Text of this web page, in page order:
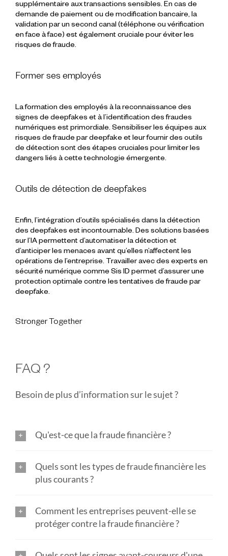
supplémentaire aux transactions sensibles. En cas de
demande de paiement ou de modification bancaire, la
validation par un second canal (téléphone ou vérification
en face à face) est également cruciale pour éviter les
risques de fraude.
Former ses employés
La formation des employés à la reconnaissance des
signes de deepfakes et à l’identification des fraudes
numériques est primordiale. Sensibiliser les équipes aux
risques de fraude par deepfake et leur fournir des outils
de détection sont des étapes cruciales pour limiter les
dangers liés à cette technologie émergente.
Outils de détection de deepfakes
Enfin, l’intégration d’outils spécialisés dans la détection
des deepfakes est incontournable. Des solutions basées
sur l’IA permettent d’automatiser la détection et
d’anticiper les menaces avant qu’elles n’affectent les
opérations de l’entreprise. Travailler avec des experts en
sécurité numérique comme Sis ID permet d’assurer une
protection optimale contre les tentatives de fraude par
deepfake.
Stronger Together
FAQ ?
Besoin de plus d’information sur le sujet ?
Qu'est-ce que la fraude financière ?
Quels sont les types de fraude financière les
plus courants ?
Comment les entreprises peuvent-elle se
protéger contre la fraude financière ?